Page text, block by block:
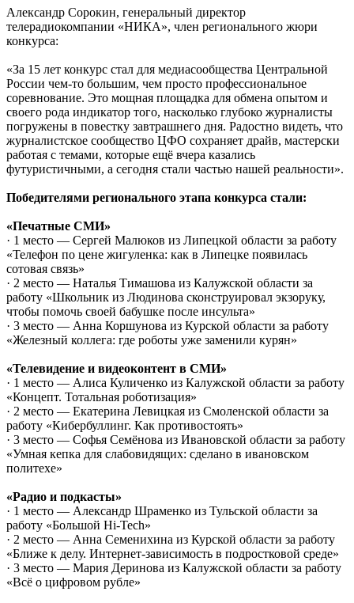
Александр Сорокин, генеральный директор
телерадиокомпании «НИКА», член регионального жюри
конкурса:
«За 15 лет конкурс стал для медиасообщества Центральной
России чем-то большим, чем просто профессиональное
соревнование. Это мощная площадка для обмена опытом и
своего рода индикатор того, насколько глубоко журналисты
погружены в повестку завтрашнего дня. Радостно видеть, что
журналистское сообщество ЦФО сохраняет драйв, мастерски
работая с темами, которые ещё вчера казались
футуристичными, а сегодня стали частью нашей реальности».
Победителями регионального этапа конкурса стали:
«Печатные СМИ»
· 1 место — Сергей Малюков из Липецкой области за работу
«Телефон по цене жигуленка: как в Липецке появилась
сотовая связь»
· 2 место — Наталья Тимашова из Калужской области за
работу «Школьник из Людинова сконструировал экзоруку,
чтобы помочь своей бабушке после инсульта»
· 3 место — Анна Коршунова из Курской области за работу
«Железный коллега: где роботы уже заменили курян»
«Телевидение и видеоконтент в СМИ»
· 1 место — Алиса Куличенко из Калужской области за работу
«Концепт. Тотальная роботизация»
· 2 место — Екатерина Левицкая из Смоленской области за
работу «Кибербуллинг. Как противостоять»
· 3 место — Софья Семёнова из Ивановской области за работу
«Умная кепка для слабовидящих: сделано в ивановском
политехе»
«Радио и подкасты»
· 1 место — Александр Шраменко из Тульской области за
работу «Большой Hi-Tech»
· 2 место — Анна Семенихина из Курской области за работу
«Ближе к делу. Интернет-зависимость в подростковой среде»
· 3 место — Мария Деринова из Калужской области за работу
«Всё о цифровом рубле»